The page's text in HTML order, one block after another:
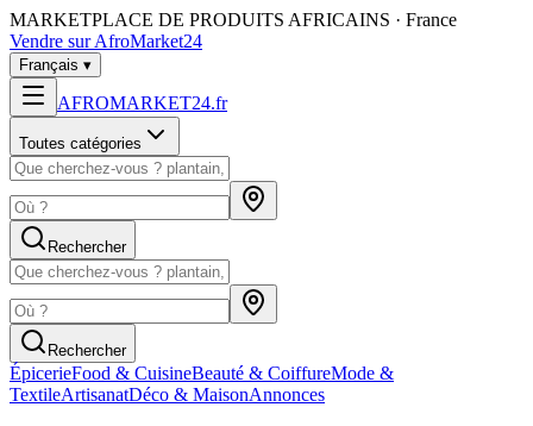
MARKETPLACE DE PRODUITS AFRICAINS · France
Vendre sur AfroMarket24
Français ▾
AFROMARKET24.fr
Toutes catégories
Rechercher
Rechercher
ÉpicerieFood & CuisineBeauté & CoiffureMode &
TextileArtisanatDéco & MaisonAnnonces